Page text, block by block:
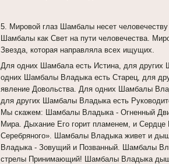
5. Мировой глаз Шамбалы несет
Шамбалы как Свет на пути человечества.
Звезда, которая направляла всех ищущих.
Для одних Шамбала есть Истина, для других
одних Шамбалы Владыка есть Старец, для
явление Довольства. Для одних Шамбалы
для других Шамбалы Владыка есть
Мы скажем: Шамбалы Владыка - Огненный
Мира. Дыхание Его горит пламенем, и Сердце
Серебряного». Шамбалы Владыка живет и
Владыка - Зовущий и Позванный. Шамбалы
стрелы Принимающий! Шамбалы Владыка